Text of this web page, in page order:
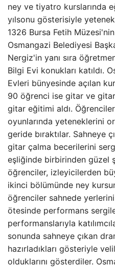
ney ve tiyatro kurslarında
yılsonu gösterisiyle
1326 Bursa Fetih
Osmangazi Belediyesi
Nergiz'in yanı sıra
Bilgi Evi konukları katıldı.
Evleri bünyesinde açılan
90 öğrenci ise gitar ve
gitar eğitimi aldı.
oyunlarında yeteneklerini
geride bıraktılar. Sahneye
gitar çalma becerilerini
eşliğinde birbirinden güzel
öğrenciler, izleyicilerden
ikinci bölümünde ney
öğrenciler sahnede yerlerini
ötesinde performans
performanslarıyla
sonunda sahneye çıkan
hazırladıkları gösteriyle
olduklarını gösterdiler.